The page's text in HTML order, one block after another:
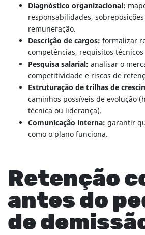
Diagnóstico organizacional:
responsabilidades,
remuneração.
Descrição de cargos: formalizar
competências, requisitos
Pesquisa salarial: analisar o
competitividade e riscos de
Estruturação de trilhas de
caminhos possíveis de evolução
técnica ou liderança).
Comunicação interna: garantir
como o plano funciona.
Retenção
antes do
de